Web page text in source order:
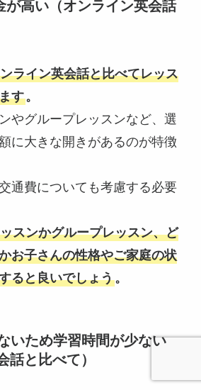
が高い（オンライン英会話
ライン英会話と比べてレッス
す。
やグループレッスンなど、選
に大きな開きがあるのが特徴
通費についても考慮する必要
スンかグループレッスン、ど
お子さんの性格やご家庭の状
ると良いでしょう。
いため学習時間が少ない
話と比べて）